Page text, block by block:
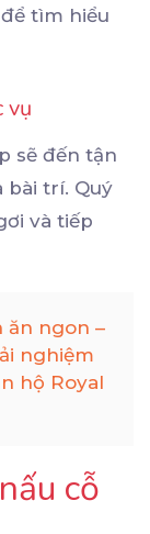
để tìm hiểu
vụ
sẽ đến tận
bài trí. Quý
và tiếp
ăn ngon –
nghiệm
hộ Royal
cỗ